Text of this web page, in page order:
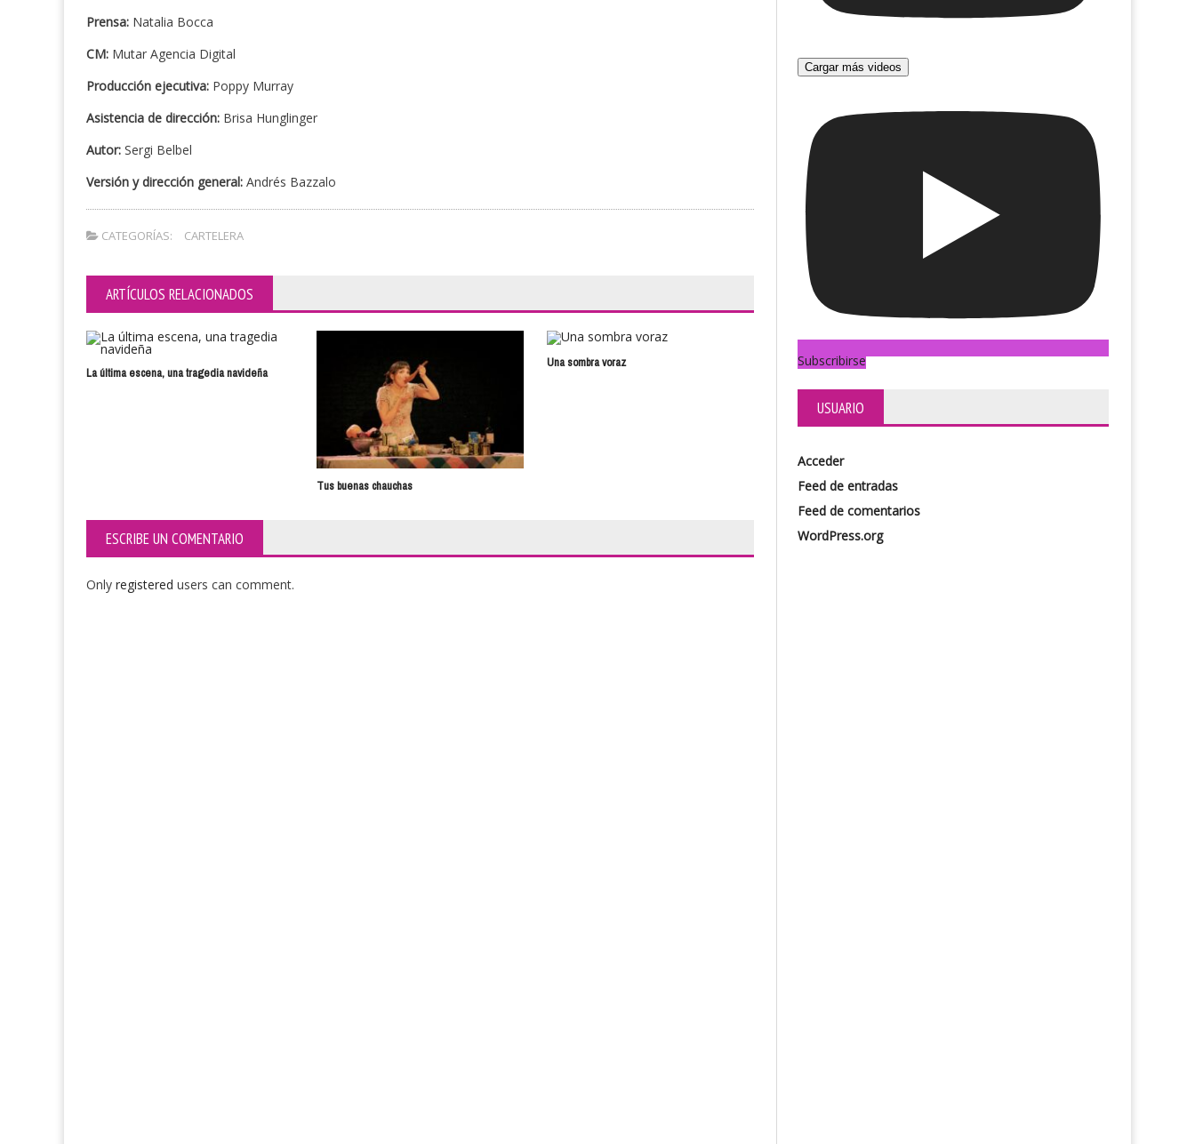
Prensa: Natalia Bocca
CM: Mutar Agencia Digital
Producción ejecutiva: Poppy Murray
Asistencia de dirección: Brisa Hunglinger
Autor: Sergi Belbel
Versión y dirección general: Andrés Bazzalo
CATEGORÍAS: CARTELERA
ARTÍCULOS RELACIONADOS
La última escena, una tragedia navideña
Tus buenas chauchas
Una sombra voraz Guillermina, La Reina ha Vuelto Drácula II. Resurrección
ESCRIBE UN COMENTARIO
Only registered users can comment.
Cargar más videos
Subscribirse
USUARIO
Acceder
Feed de entradas
Feed de comentarios
WordPress.org